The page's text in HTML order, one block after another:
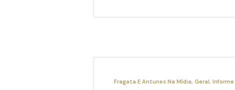
Fragata E Antunes Na Mídia Geral